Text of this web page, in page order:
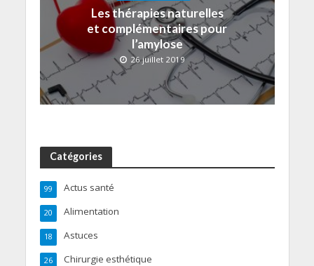
Les thérapies naturelles
et complémentaires pour
l’amylose
26 juillet 2019
Catégories
Actus santé
99
Alimentation
20
Astuces
18
Chirurgie esthétique
26